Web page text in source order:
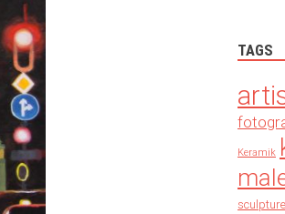
TAGS
Keramik
sculpture